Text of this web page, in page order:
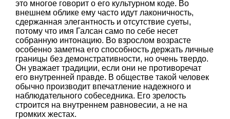
это многое говорит о его культурном коде. Во
внешнем облике ему часто идут лаконичность,
сдержанная элегантность и отсутствие суеты,
потому что имя Галсан само по себе несет
собранную интонацию. Во взрослом возрасте
особенно заметна его способность держать личные
границы без демонстративности, но очень твердо.
Он уважает традиции, если они не противоречат
его внутренней правде. В обществе такой человек
обычно производит впечатление надежного и
наблюдательного собеседника. Его зрелость
строится на внутреннем равновесии, а не на
громких жестах.